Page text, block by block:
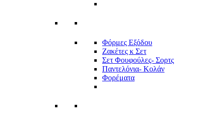
Φόρμες Εξόδου
Ζακέτες κ Σετ
Σετ Φουφούλες- Σορτς
Παντελόνια- Κολάν
Φορέματα